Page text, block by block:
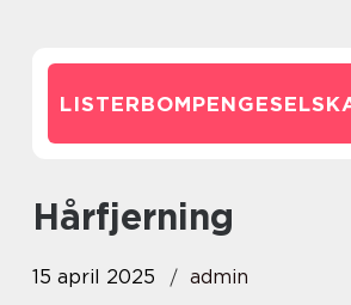
hårfjerning
15 april 2025 admin